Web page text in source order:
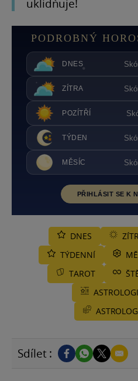
uklidňuje!
PODROBNÝ
DNES
ZÍTRA
POZÍTŘÍ
TÝDEN
MĚSÍC
PŘIHLÁSIT SE K
DNES
TÝDENNÍ
TAROT
Sdílet :